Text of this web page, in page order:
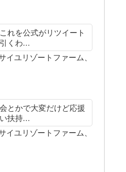
れを公式がリツイート
くわ...
イユリゾートファーム、
とかで大変だけど応援
扶持...
イユリゾートファーム、